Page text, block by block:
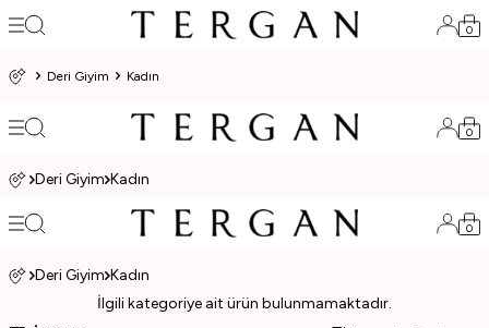
0
Deri Giyim Kadın
0
Deri Giyim Kadın
0
Deri Giyim Kadın
İlgili kategoriye ait ürün bulunmamaktadır.